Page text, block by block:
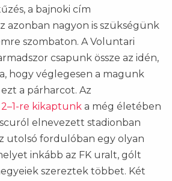
a bajnoki cím
azonban nagyon is szükségünk
szombaton. A Voluntari
csapunk össze az idén,
hogy véglegesen a magunk
a párharcot. Az
2–1-re kikaptunk a még életében
elnevezett stadionban
utolsó fordulóban egy olyan
inkább az FK uralt, gólt
szereztek többet. Két